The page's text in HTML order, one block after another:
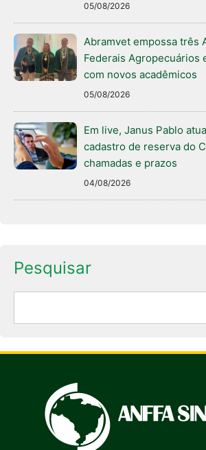
05/08/2026
Abramvet empossa três
Federais Agropecuários
com novos acadêmicos
05/08/2026
Em live, Janus Pablo
cadastro de reserva do
chamadas e prazos
04/08/2026
Pesquisar